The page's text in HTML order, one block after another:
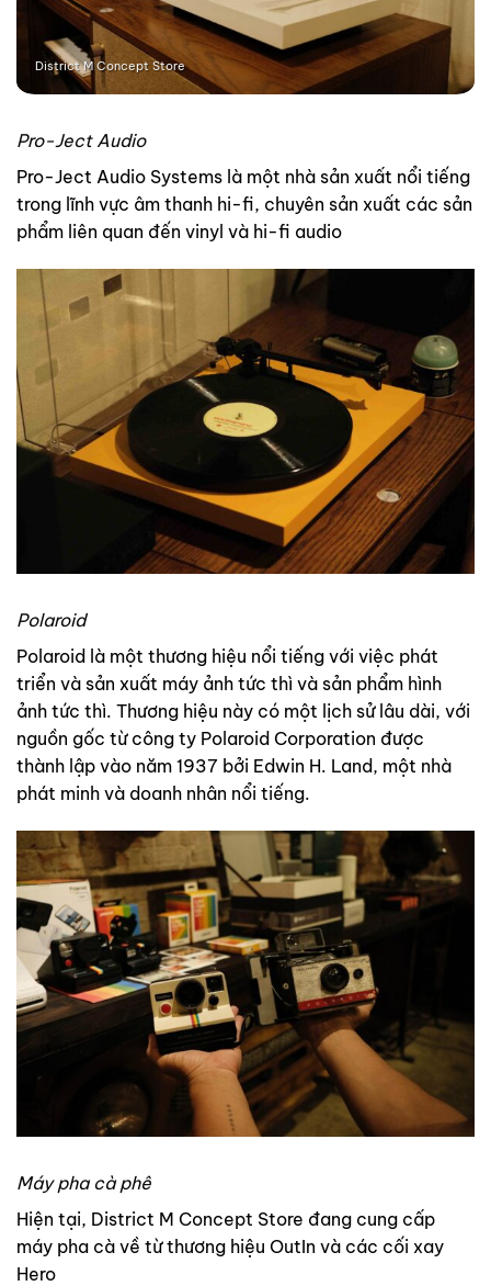
District M Concept Store
Pro-Ject Audio
Pro-Ject Audio Systems là một nhà sản xuất nổi tiếng
trong lĩnh vực âm thanh hi-fi, chuyên sản xuất các sản
phẩm liên quan đến vinyl và hi-fi audio
Polaroid
Polaroid là một thương hiệu nổi tiếng với việc phát
triển và sản xuất máy ảnh tức thì và sản phẩm hình
ảnh tức thì. Thương hiệu này có một lịch sử lâu dài, với
nguồn gốc từ công ty Polaroid Corporation được
thành lập vào năm 1937 bởi Edwin H. Land, một nhà
phát minh và doanh nhân nổi tiếng.
Máy pha cà phê
Hiện tại, District M Concept Store đang cung cấp
máy pha cà về từ thương hiệu OutIn và các cối xay
Hero